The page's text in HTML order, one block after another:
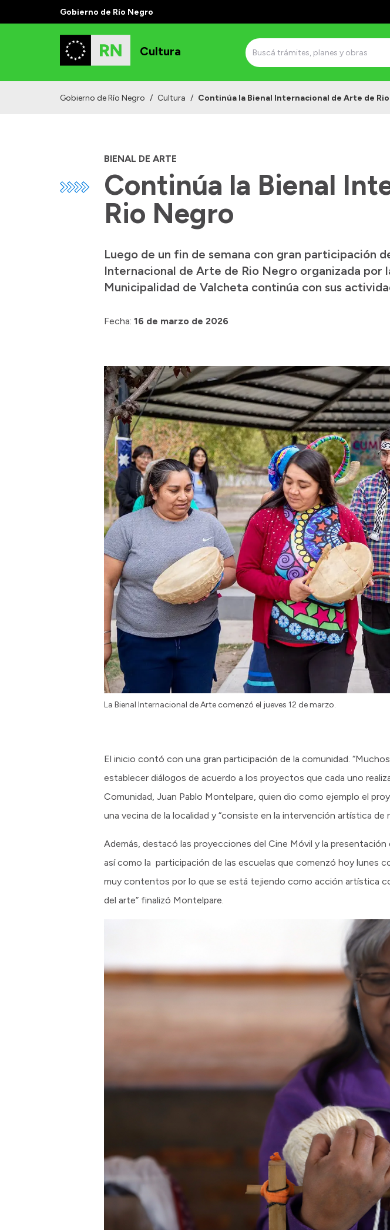
Gobierno de Río Negro
Cultura
Gobierno de Río Negro / Cultura / Continúa la Bienal Internacional de Arte de
BIENAL DE ARTE
Continúa la Bienal
Rio Negro
Luego de un fin de semana con gran participación
Internacional de Arte de Rio Negro organizada
Municipalidad de Valcheta continúa con sus
Fecha: 16 de marzo de 2026
La Bienal Internacional de Arte comenzó el jueves 12 de marzo.
El inicio contó con una gran participación de la comunidad.
establecer diálogos de acuerdo a los proyectos que cada uno
Comunidad, Juan Pablo Montelpare, quien dio como ejemplo el
una vecina de la localidad y “consiste en la intervención artística de
Además, destacó las proyecciones del Cine Móvil y la
así como la participación de las escuelas que comenzó hoy lunes
muy contentos por lo que se está tejiendo como acción artística
del arte” finalizó Montelpare.